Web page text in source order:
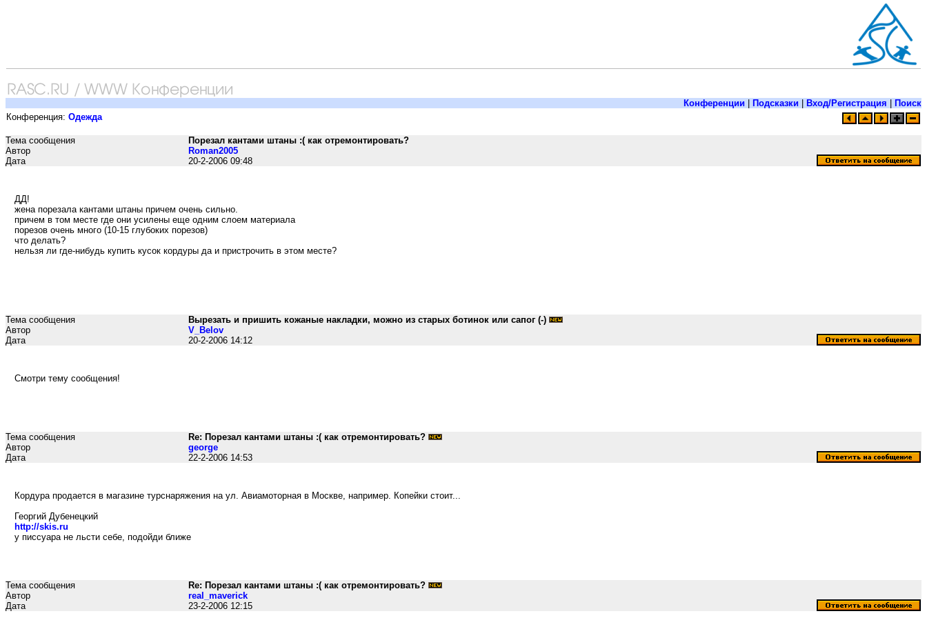
Конференции Подсказки Вход/Регистрация
Поиск
Конференция: Одежда
Тема сообщения
Порезал кантами штаны :( как отремонтировать?
Автор
Roman2005
Дата
20-2-2006 09:48
ДД!
жена порезала кантами штаны причем очень сильно.
причем в том месте где они усилены еще одним слоем материала
порезов очень много (10-15 глубоких порезов)
что делать?
нельзя ли где-нибудь купить кусок кордуры да и пристрочить в этом месте?
Тема сообщения
Вырезать и пришить кожаные накладки, можно из старых ботинок или сапог (-)
Автор
V_Belov
Дата
20-2-2006 14:12
Смотри тему сообщения!
Тема сообщения
Re: Порезал кантами штаны :( как отремонтировать?
Автор
george
Дата
22-2-2006 14:53
Кордура продается в магазине турснаряжения на ул. Авиамоторная в Москве, например. Копейки стоит...
Георгий Дубенецкий
http://skis.ru
у писсуара не льсти себе, подойди ближе
Тема сообщения
Re: Порезал кантами штаны :( как отремонтировать?
Автор
real_maverick
Дата
23-2-2006 12:15